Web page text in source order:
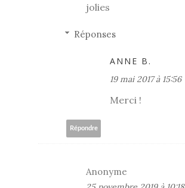
jolies
Réponses
ANNE B.
19 mai 2017 à 15:56
Merci !
Répondre
Anonyme